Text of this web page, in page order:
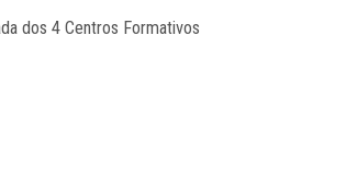
dos 4 Centros Formativos